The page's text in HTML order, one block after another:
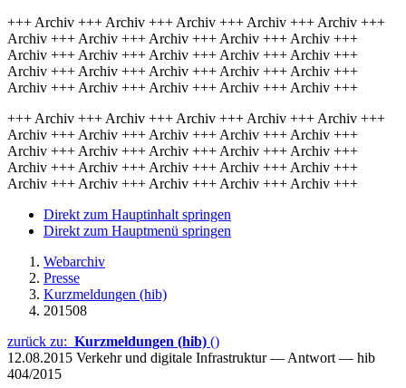
+++ Archiv +++ Archiv +++ Archiv +++ Archiv +++ Archiv +++
Archiv +++ Archiv +++ Archiv +++ Archiv +++ Archiv +++
Archiv +++ Archiv +++ Archiv +++ Archiv +++ Archiv +++
Archiv +++ Archiv +++ Archiv +++ Archiv +++ Archiv +++
Archiv +++ Archiv +++ Archiv +++ Archiv +++ Archiv +++
+++ Archiv +++ Archiv +++ Archiv +++ Archiv +++ Archiv +++
Archiv +++ Archiv +++ Archiv +++ Archiv +++ Archiv +++
Archiv +++ Archiv +++ Archiv +++ Archiv +++ Archiv +++
Archiv +++ Archiv +++ Archiv +++ Archiv +++ Archiv +++
Archiv +++ Archiv +++ Archiv +++ Archiv +++ Archiv +++
Direkt zum Hauptinhalt springen
Direkt zum Hauptmenü springen
Webarchiv
Presse
Kurzmeldungen (hib)
201508
zurück zu: Kurzmeldungen (hib) ()
12.08.2015 Verkehr und digitale Infrastruktur — Antwort — hib
404/2015